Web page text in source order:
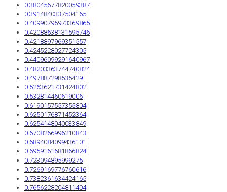
0.38045677820059387
0.3914840337504165
0.40990795973369865
0.42088638131595746
0.4218897969351557
0.4245228027724305
0.44096099291640967
0.48203363744740824
0.497887298535429
0.5263621731424802
0.532814460619006
0.6190157557355804
0.6250176871452364
0.6254148040033849
0.6708266996210843
0.6894084099436101
0.6959161681866824
0.723094895999275
0.7269169776760616
0.7382361634424165
0.7656228204811404